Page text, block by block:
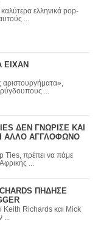
ελληνικά pop-
...
ΕΙΧΑΝ
αριστουργήματα»,
...
ΔΕΝ ΓΝΩΡΙΣΕ ΚΑΙ
ΑΛΛΟ ΑΓΓΛΟΦΩΝΟ
...
ΠΗΔΗΣΕ
...